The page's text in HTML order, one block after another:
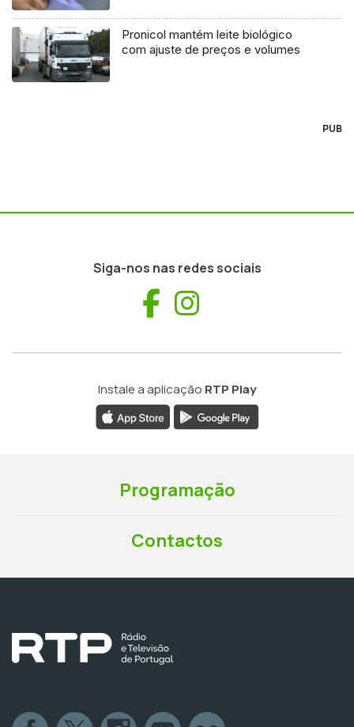
Pronicol mantém leite biológico
com ajuste de preços e volumes
PUB
Siga-nos nas redes sociais
Facebook
Instale a aplicação RTP Play
Programação
Contactos